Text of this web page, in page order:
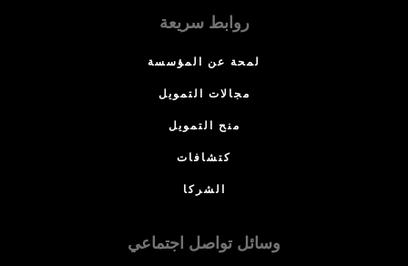
روابط سريعة
لمحة عن المؤسسة
مجالات التمويل
منح التمويل
كتشافات
الشركا
وسائل تواصل اجتماعي